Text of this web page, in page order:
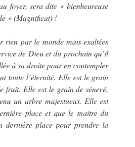
foyer, sera dite « bienheureuse
» (Magnificat) !
rien par le monde mais exaltées
de Dieu et du prochain qu’il
à sa droite pour en contempler
toute l’éternité. Elle est le grain
fruit. Elle est le grain de sénevé,
un arbre majestueux. Elle est
place et que le maitre du
dernière place pour prendre la